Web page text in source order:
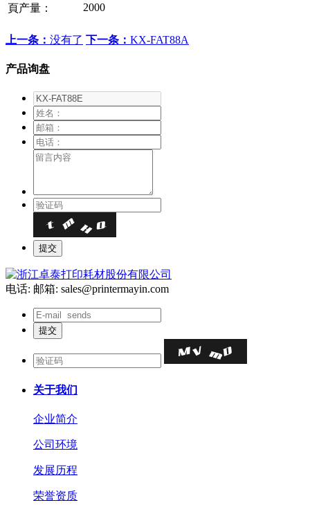
頁产量：
2000
上一条： 没有了 下一条： KX-FAT88A
产品询盘
电话: 邮箱: sales@printermayin.com
关于我们
企业简介
公司环境
发展历程
荣誉资质